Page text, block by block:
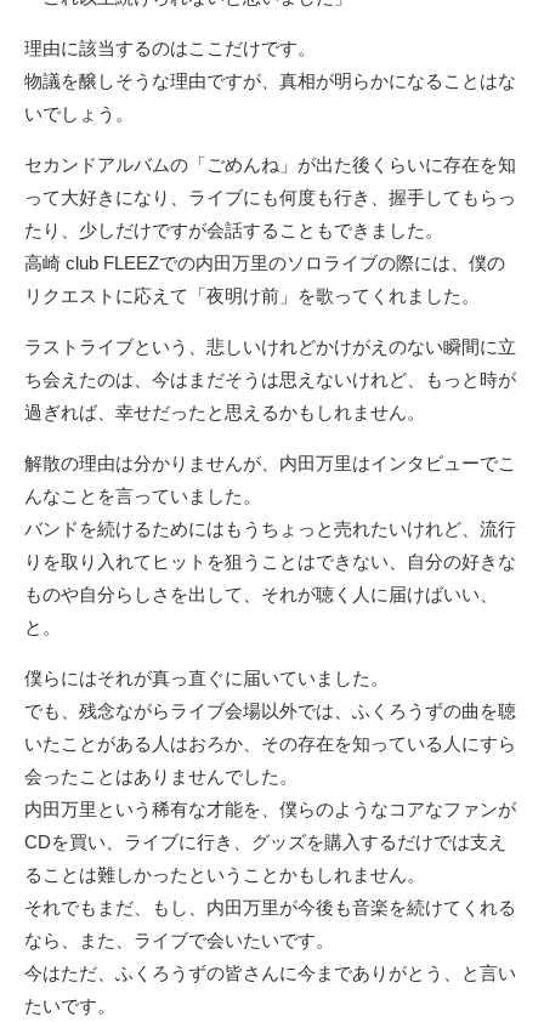
理由に該当するのはここだけです。
物議を醸しそうな理由ですが、真相が明らかになることはな
いでしょう。
セカンドアルバムの「ごめんね」が出た後くらいに存在を知
って大好きになり、ライブにも何度も行き、握手してもらっ
たり、少しだけですが会話することもできました。
高崎 club FLEEZでの内田万里のソロライブの際には、僕の
リクエストに応えて「夜明け前」を歌ってくれました。
ラストライブという、悲しいけれどかけがえのない瞬間に立
ち会えたのは、今はまだそうは思えないけれど、もっと時が
過ぎれば、幸せだったと思えるかもしれません。
解散の理由は分かりませんが、内田万里はインタビューでこ
んなことを言っていました。
バンドを続けるためにはもうちょっと売れたいけれど、流行
りを取り入れてヒットを狙うことはできない、自分の好きな
ものや自分らしさを出して、それが聴く人に届けばいい、
と。
僕らにはそれが真っ直ぐに届いていました。
でも、残念ながらライブ会場以外では、ふくろうずの曲を聴
いたことがある人はおろか、その存在を知っている人にすら
会ったことはありませんでした。
内田万里という稀有な才能を、僕らのようなコアなファンが
CDを買い、ライブに行き、グッズを購入するだけでは支え
ることは難しかったということかもしれません。
それでもまだ、もし、内田万里が今後も音楽を続けてくれる
なら、また、ライブで会いたいです。
今はただ、ふくろうずの皆さんに今までありがとう、と言い
たいです。